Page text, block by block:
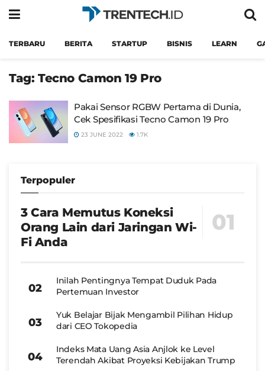
TERBARU BERITA STARTUP BISNIS LEARN
Tag: Tecno Camon 19 Pro
Pakai Sensor RGBW Pertama di Dunia,
Cek Spesifikasi Tecno Camon 19 Pro
23 JUNE 2022 1.7K
Terpopuler
3 Cara Memutus Koneksi
Orang Lain dari Jaringan Wi-
Fi Anda
Inilah Pentingnya Tempat Duduk Pada
Pertemuan Investor
Yuk Belajar Bijak Mengambil Pilihan Hidup
dari CEO Tokopedia
Indeks Mata Uang Asia Anjlok ke Level
Terendah Akibat Proyeksi Kebijakan Trump